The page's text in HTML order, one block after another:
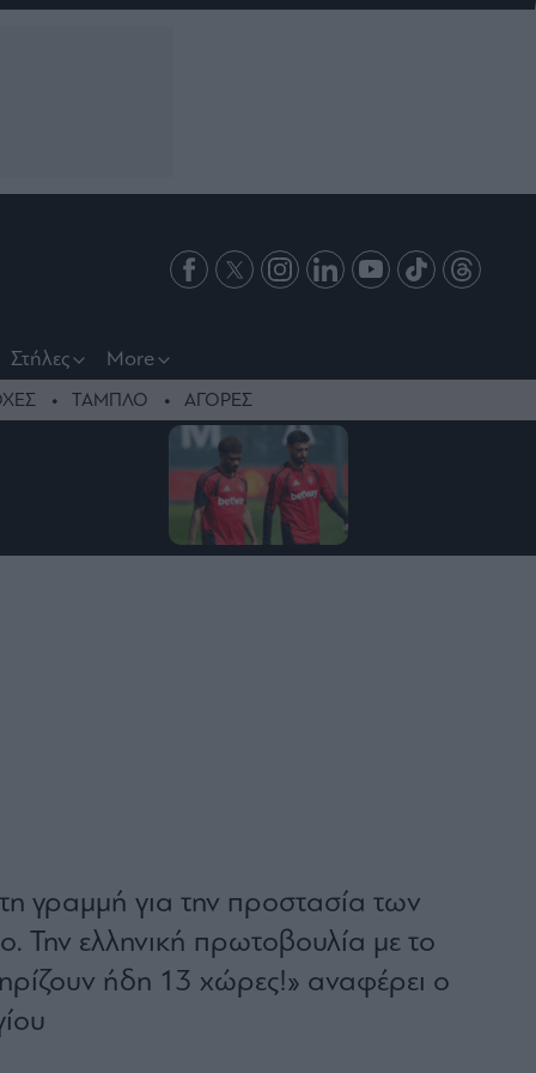
Στήλες More
ΤΑΜΠΛΟ ΑΓΟΡΕΣ
γραμμή για την προστασία των
Την ελληνική πρωτοβουλία με το
ήδη 13 χώρες!» αναφέρει ο